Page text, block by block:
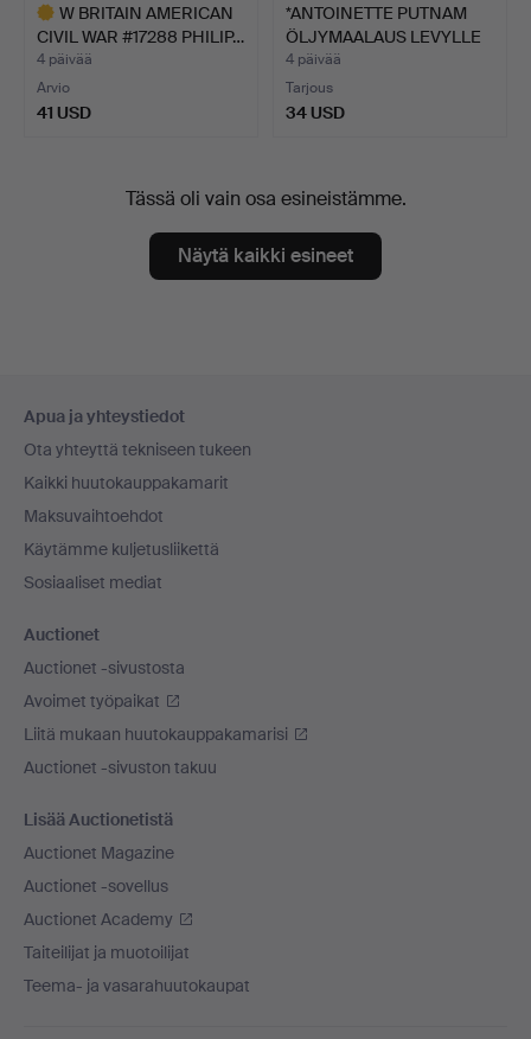
W BRITAIN AMERICAN
CIVIL WAR #17288 PHILIP…
4 päivää
Arvio
41 USD
*ANTOINETTE PUTNAM
ÖLJYMAALAUS LEVYLLE
'AL…
4 päivää
Tarjous
34 USD
Tässä oli vain osa esineistämme.
Näytä kaikki esineet
Apua ja yhteystiedot
Ota yhteyttä tekniseen tukeen
Kaikki huutokauppakamarit
Maksuvaihtoehdot
Käytämme kuljetusliikettä
Sosiaaliset mediat
Auctionet
Auctionet -sivustosta
Avoimet työpaikat
Liitä mukaan huutokauppakamarisi
Auctionet -sivuston takuu
Lisää Auctionetistä
Auctionet Magazine
Auctionet -sovellus
Auctionet Academy
Taiteilijat ja muotoilijat
Teema- ja vasarahuutokaupat